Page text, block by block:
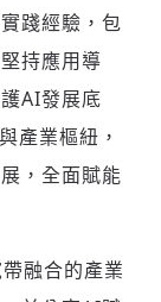
踐經驗，包
持應用導
AI發展底
產業樞紐，
，全面賦能
融合的產業